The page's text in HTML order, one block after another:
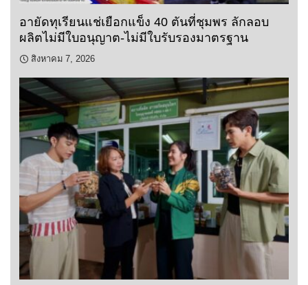
อายัดทุเรียนแช่เยือกแข็ง 40 ตันที่ชุมพร ลักลอบ
ผลิตไม่มีใบอนุญาต-ไม่มีใบรับรองมาตรฐาน
สิงหาคม 7, 2026